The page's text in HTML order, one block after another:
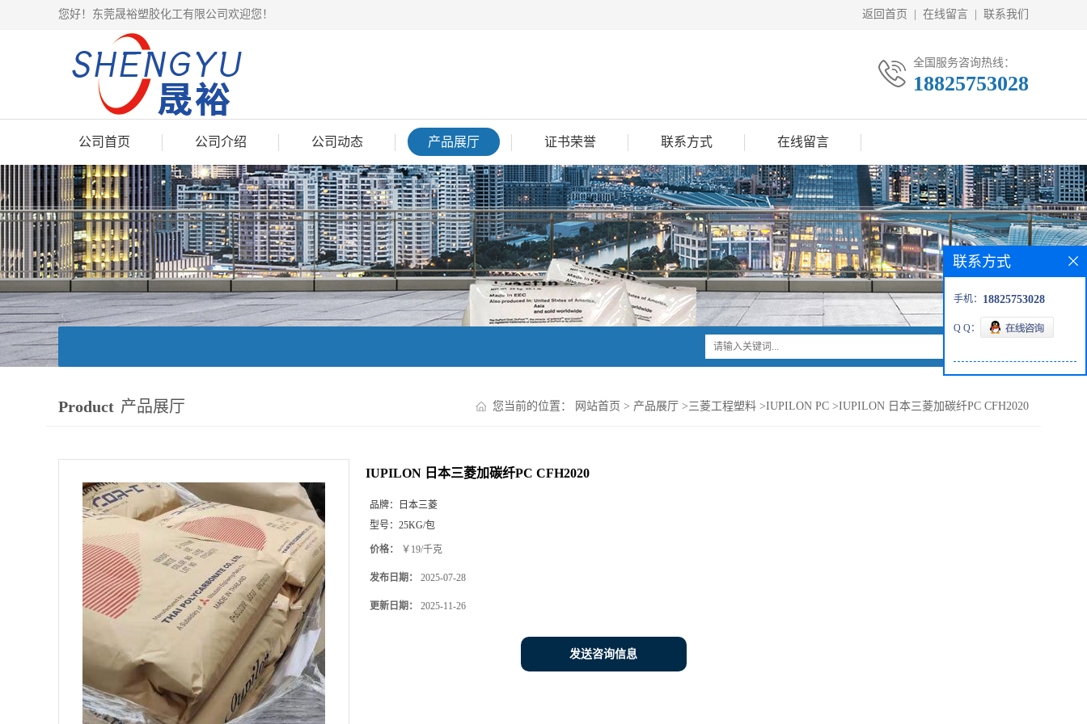
您好！东莞晟裕塑胶化工有限公司欢迎您！ 返回首页 在线留言 联系我们
全国服务咨询热线：
18825753028
公司首页 公司介绍 公司动态 产品展厅 证书荣誉 联系方式 在线留言
Product 产品展厅 您当前的位置： 网站首页 > 产品展厅 >三菱工程塑料 >IUPILON PC >IUPILON 日本三菱加碳纤PC CFH2020
IUPILON 日本三菱加碳纤PC CFH2020
品牌：
日本三菱
型号： 25KG/包
价格： ￥19/千克
发布日期： 2025-07-28
更新日期： 2025-11-26
发送咨询信息
联系方式
手机： 18825753028
Q Q：